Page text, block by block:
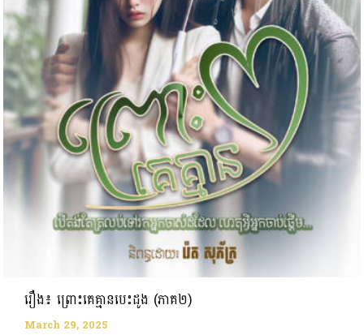
រឿង៖ ព្រោះគេគ្មានបេះដូង (ភាគ២)
March 29, 2025